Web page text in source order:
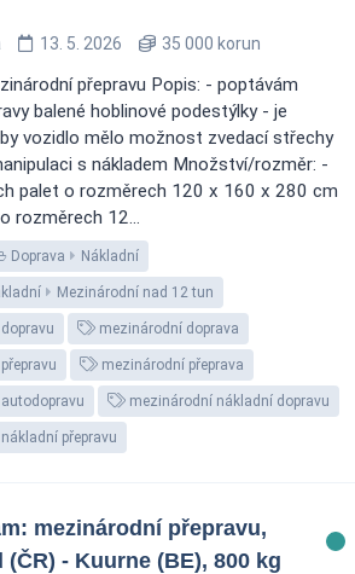
13. 5. 2026 35 000 korun
přepravu Popis: - poptávám
balené hoblinové podestýlky - je
vozidlo mělo možnost zvedací střechy
s nákladem Množství/rozměr: -
palet o rozměrech 120 x 160 x 280 cm
rozměrech 12...
Doprava Nákladní
Mezinárodní nad 12 tun
mezinárodní doprava
mezinárodní přeprava
mezinárodní nákladní dopravu
přepravu
mezinárodní přepravu,
- Kuurne (BE), 800 kg